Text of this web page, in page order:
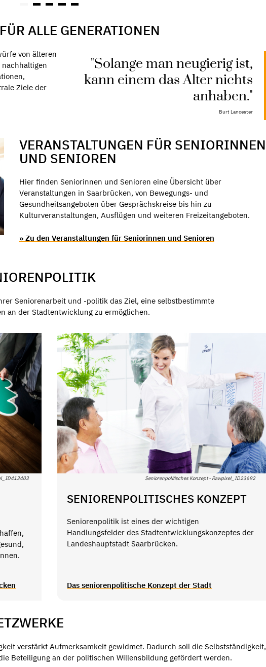
ALLE GENERATIONEN
"Solange man neugierig ist,
kann einem das Alter nichts
anhaben."
Burt Lancester
von älteren
Ziele der
VERANSTALTUNGEN FÜR SENIORINNEN
UND SENIOREN
Hier finden Seniorinnen und Senioren eine Übersicht über
Veranstaltungen in Saarbrücken, von Bewegungs- und
Gesundheitsangeboten über Gesprächskreise bis hin zu
Kulturveranstaltungen, Ausflügen und weiteren Freizeitangeboten.
» Zu den Veranstaltungen für Seniorinnen und Senioren
Seniorenarbeit und -politik das Ziel, eine selbstbestimmte
an der Stadtentwicklung zu ermöglichen.
Seniorenpolitisches Konzept - Rawpixel_ID23692
SENIORENPOLITISCHES KONZEPT
Seniorenpolitik ist eines der wichtigen
Handlungsfelder des Stadtentwicklungskonzeptes der
Landeshauptstadt Saarbrücken.
Das seniorenpolitische Konzept der Stadt
verstärkt Aufmerksamkeit gewidmet. Dadurch soll die Selbstständigkeit,
Beteiligung an der politischen Willensbildung gefördert werden.